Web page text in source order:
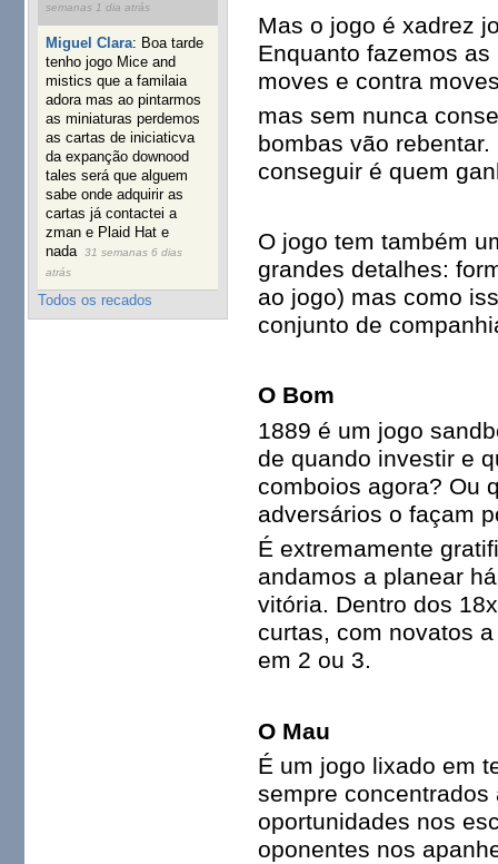
semanas 1 dia atrás
Miguel Clara: Boa tarde
tenho jogo Mice and
mistics que a familaia
adora mas ao pintarmos
as miniaturas perdemos
as cartas de iniciaticva
da expanção downood
tales será que alguem
sabe onde adquirir as
cartas já contactei a
zman e Plaid Hat e
nada
31 semanas 6 dias
atrás
Todos os recados
Mas o jogo é xadrez
Enquanto fazemos
moves e contra
mas sem nunca
bombas vão
conseguir é quem
O jogo tem também
grandes detalhes:
ao jogo) mas como
conjunto de
O Bom
1889 é um jogo
de quando investir e
comboios agora? Ou
adversários o façam
É extremamente
andamos a planear
vitória. Dentro dos
curtas, com novatos
em 2 ou 3.
O Mau
É um jogo lixado em
sempre
oportunidades nos
oponentes nos